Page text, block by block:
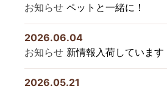
お知らせ ペットと一緒に！
2026.06.04
お知らせ 新情報入荷しています
2026.05.21